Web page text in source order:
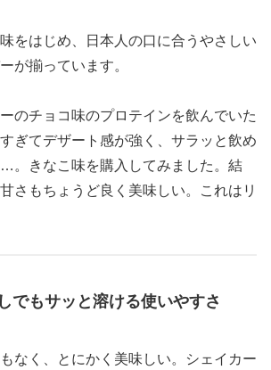
をはじめ、日本人の口に合うやさしい
が揃っています。
のチョコ味のプロテインを飲んでいた
ぎてデザート感が強く、サラッと飲め
。きなこ味を購入してみました。結
さもちょうど良く美味しい。これはリ
でもサッと溶ける使いやすさ
なく、とにかく美味しい。シェイカー